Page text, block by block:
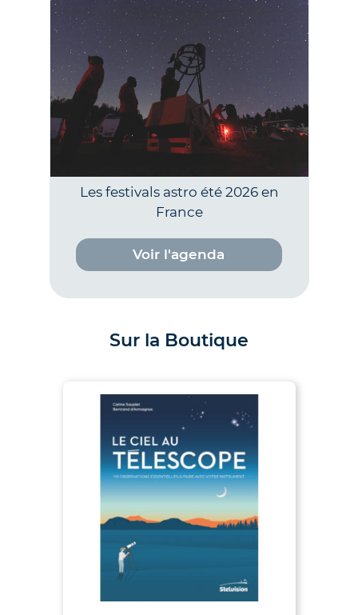
Les festivals astro été 2026 en
France
Voir l'agenda
Sur la Boutique